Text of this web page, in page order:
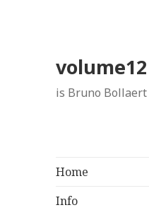
volume12
is Bruno Bollaert
Home
Info